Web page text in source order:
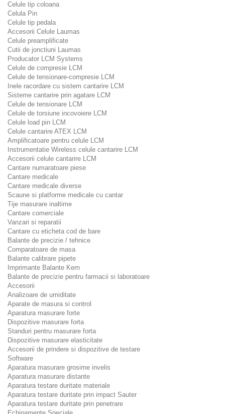
Celule tip coloana
Celula Pin
Celule tip pedala
Accesorii Celule Laumas
Celule preamplificate
Cutii de jonctiuni Laumas
Producator LCM Systems
Celule de compresie LCM
Celule de tensionare-compresie LCM
Inele racordare cu sistem cantarire LCM
Sisteme cantarire prin agatare LCM
Celule de tensionare LCM
Celule de torsiune incovoiere LCM
Celule load pin LCM
Celule cantarire ATEX LCM
Amplificatoare pentru celule LCM
Instrumentatie Wireless celule cantarire LCM
Accesorii celule cantarire LCM
Cantare numaratoare piese
Cantare medicale
Cantare medicale diverse
Scaune si platforme medicale cu cantar
Tije masurare inaltime
Cantare comerciale
Vanzari si reparatii
Cantare cu eticheta cod de bare
Balante de precizie / tehnice
Comparatoare de masa
Balante calibrare pipete
Imprimante Balante Kern
Balante de precizie pentru farmacii si laboratoare
Accesorii
Analizoare de umiditate
Aparate de masura si control
Aparatura masurare forte
Dispozitive masurare forta
Standuri pentru masurare forta
Dispozitive masurare elasticitate
Accesorii de prindere si dispozitive de testare
Software
Aparatura masurare grosime invelis
Aparatura masurare distante
Aparatura testare duritate materiale
Aparatura testare duritate prin impact Sauter
Aparatura testare duritate prin penetrare